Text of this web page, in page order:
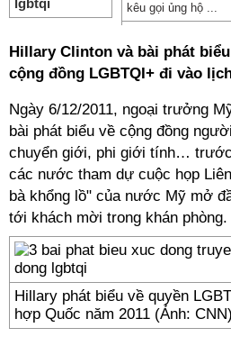
kêu gọi ủng hộ ...
Hillary Clinton và bài phát
cộng đồng LGBTQI+ đi vào
Ngày 6/12/2011, ngoại trưởng
bài phát biểu về cộng đồng
chuyển giới, phi giới tính…
các nước tham dự cuộc họp
bà khổng lồ" của nước Mỹ mở
tới khách mời trong khán phòng.
Hillary phát biểu về quyền
hợp Quốc năm 2011 (Ảnh: CNN)